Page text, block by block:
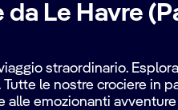
da Le Havre
straordinario.
le nostre crociere in
alle emozionanti